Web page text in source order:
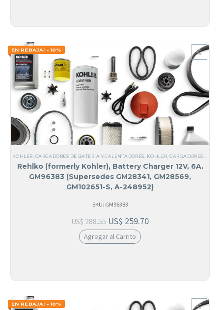
EN REBAJA! - 10%
KOHLER, CARGADORES DE BATERÍA Y CALENTADORES, KOHLER,CARGADORES DE BATERÍA
Rehlko (formerly Kohler), Battery Charger 12V, 6A.
GM96383 (Supersedes GM28341, GM28569,
GM102651-S, A-248952)
SKU: GM96383
US$288.55 US$ 259.70
Agregar al Carrito
EN REBAJA! - 10%